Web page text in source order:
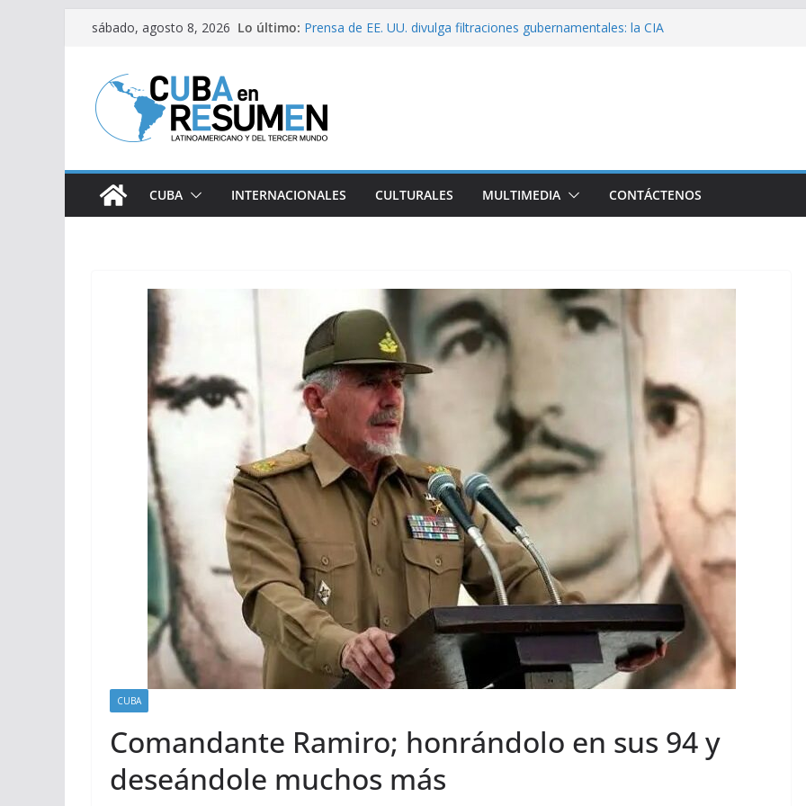
Saltar
contenido
sábado, agosto 8, 2026 Lo último: Prensa de EE. UU. divulga filtraciones gubernamentales: la CIA
lugares de impacto para el país
Fernández de Cossío sobre EE. UU.: ¿Será real el miedo?
CUBA INTERNACIONALES CULTURALES MULTIMEDIA CONTÁCTENOS
CUBA
Comandante Ramiro; honrándolo en sus 94 y
deseándole muchos más